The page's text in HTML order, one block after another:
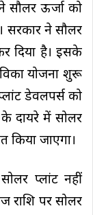
ऊर्जा को
सरकार ने सौलर
दिया है। इसके
योजना शुरू
डेवलपर्स को
दायरे में सोलर
किया जाएगा।
प्लांट नहीं
राशि पर सोलर